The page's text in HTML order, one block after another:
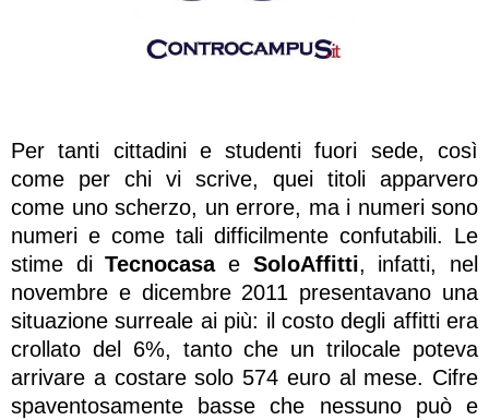
Per tanti cittadini e studenti fuori sede, così
come per chi vi scrive, quei titoli apparvero
come uno scherzo, un errore, ma i numeri sono
numeri e come tali difficilmente confutabili. Le
stime diTecnocasae SoloAffitti, infatti, nel
novembre e dicembre 2011 presentavano una
situazione surreale ai più: il costo degli affitti era
crollato del 6%, tanto che un trilocale poteva
arrivare a costare solo 574 euro al mese. Cifre
spaventosamente basse che nessuno può e